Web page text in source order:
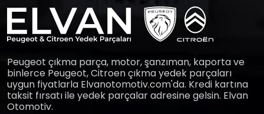
Peugeot çıkma parça, motor, şanzıman, kaporta ve
binlerce Peugeot, Citroen çıkma yedek parçaları
uygun fiyatlarla Elvanotomotiv.com'da. Kredi kartına
taksit fırsatı ile yedek parçalar adresine gelsin. Elvan
Otomotiv.